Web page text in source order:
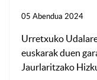
05 Abendua 2024
Urretxuko
euskarak duen
Jaurlaritzako